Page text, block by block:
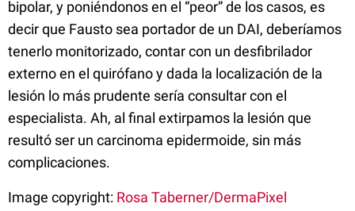
bipolar, y poniéndonos en el “peor” de los casos, es
decir que Fausto sea portador de un DAI, deberíamos
tenerlo monitorizado, contar con un desfibrilador
externo en el quirófano y dada la localización de la
lesión lo más prudente sería consultar con el
especialista. Ah, al final extirpamos la lesión que
resultó ser un carcinoma epidermoide, sin más
complicaciones.
Image copyright: Rosa Taberner/DermaPixel